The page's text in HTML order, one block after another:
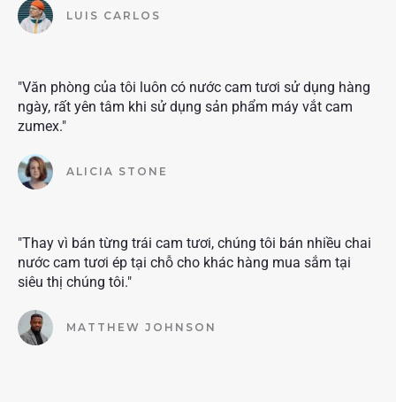
LUIS CARLOS
"Văn phòng của tôi luôn có nước cam tươi sử dụng hàng
ngày, rất yên tâm khi sử dụng sản phẩm máy vắt cam
zumex."
ALICIA STONE
"Thay vì bán từng trái cam tươi, chúng tôi bán nhiều chai
nước cam tươi ép tại chỗ cho khác hàng mua sắm tại
siêu thị chúng tôi."
MATTHEW JOHNSON